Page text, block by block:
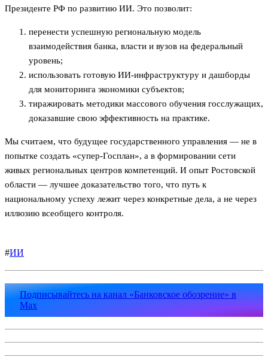
Президенте РФ по развитию ИИ. Это позволит:
перенести успешную региональную модель
взаимодействия банка, власти и вузов на федеральный
уровень;
использовать готовую ИИ-инфраструктуру и дашборды
для мониторинга экономики субъектов;
тиражировать методики массового обучения госслужащих,
доказавшие свою эффективность на практике.
Мы считаем, что будущее государственного управления — не в
попытке создать «супер-Госплан», а в формировании сети
живых региональных центров компетенций. И опыт Ростовской
области — лучшее доказательство того, что путь к
национальному успеху лежит через конкретные дела, а не через
иллюзию всеобщего контроля.
#ИИ
Подписывайтесь на канал «Банковское обозрение» в
Max